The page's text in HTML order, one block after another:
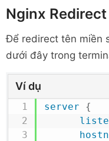
Nginx
Để redirect tên miền
dưới đây trong
Ví dụ
server
{